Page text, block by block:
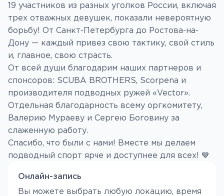
19 участников из разных уголков России, включая
трех отважных девушек, показали невероятную
борьбу! От Санкт-Петербурга до Ростова-на-
Дону — каждый привез свою тактику, свой стиль
и, главное, свою страсть.
От всей души благодарим наших партнеров и
спонсоров: SCUBA BROTHERS, Scorpena и
производителя подводных ружей «Vector».
Отдельная благодарность всему оргкомитету,
Валерию Мураеву и Сергею Боговину за
слаженную работу.
Спасибо, что были с нами! Вместе мы делаем
подводный спорт ярче и доступнее для всех! 💙
Онлайн-запись
Вы можете выбрать любую локацию, время